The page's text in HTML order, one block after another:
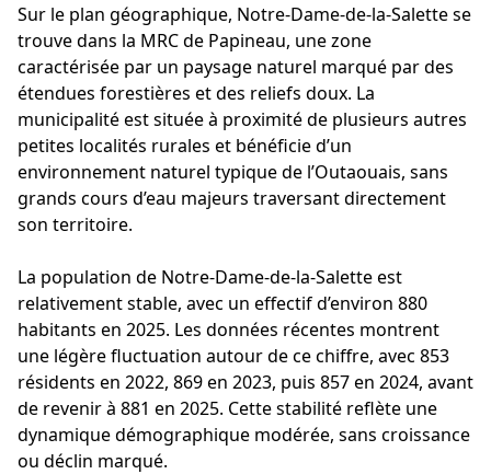
Sur le plan géographique, Notre-Dame-de-la-Salette se
trouve dans la MRC de Papineau, une zone
caractérisée par un paysage naturel marqué par des
étendues forestières et des reliefs doux. La
municipalité est située à proximité de plusieurs autres
petites localités rurales et bénéficie d’un
environnement naturel typique de l’Outaouais, sans
grands cours d’eau majeurs traversant directement
son territoire.
La population de Notre-Dame-de-la-Salette est
relativement stable, avec un effectif d’environ 880
habitants en 2025. Les données récentes montrent
une légère fluctuation autour de ce chiffre, avec 853
résidents en 2022, 869 en 2023, puis 857 en 2024, avant
de revenir à 881 en 2025. Cette stabilité reflète une
dynamique démographique modérée, sans croissance
ou déclin marqué.